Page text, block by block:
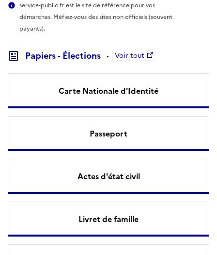
service-public.fr est le site de référence pour vos
démarches. Méfiez-vous des sites non officiels (souvent
payants).
Papiers - Élections Voir tout
Carte Nationale d'Identité
Passeport
Actes d'état civil
Livret de famille